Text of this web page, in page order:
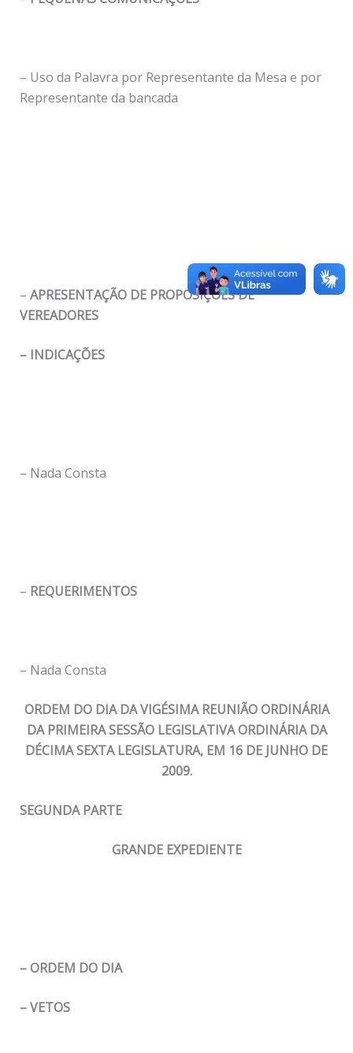
– Uso da Palavra por Representante da Mesa e por
Representante da bancada
– APRESENTAÇÃO DE PROPOSIÇÕES DE
VEREADORES
– INDICAÇÕES
– Nada Consta
– REQUERIMENTOS
– Nada Consta
ORDEM DO DIA DA VIGÉSIMA REUNIÃO ORDINÁRIA
DA PRIMEIRA SESSÃO LEGISLATIVA ORDINÁRIA DA
DÉCIMA SEXTA LEGISLATURA, EM 16 DE JUNHO DE
2009.
SEGUNDA PARTE
GRANDE EXPEDIENTE
– ORDEM DO DIA
– VETOS